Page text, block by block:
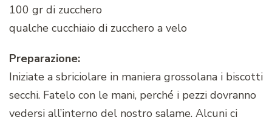
100 gr di zucchero
qualche cucchiaio di zucchero a velo
Preparazione:
Iniziate a sbriciolare in maniera grossolana i biscotti
secchi. Fatelo con le mani, perché i pezzi dovranno
vedersi all’interno del nostro salame. Alcuni ci